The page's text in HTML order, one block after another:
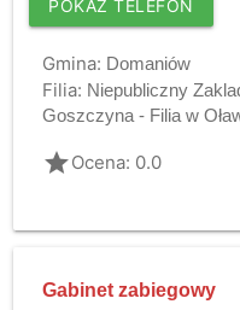
POKAŻ TELEFON
Gmina: Domaniów
Filia: Niepubliczny
Goszczyna - Filia w
gradeOcena: 0.0
Gabinet zabiegowy